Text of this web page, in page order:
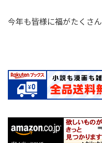
今年も皆様に福がたくさ